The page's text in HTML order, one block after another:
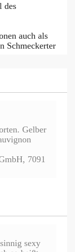
des
auch als
Schmeckerter
Gelber
7091
sexy